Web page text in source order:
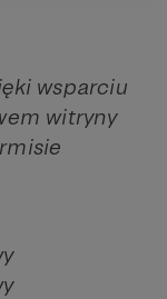
wsparciu
witryny